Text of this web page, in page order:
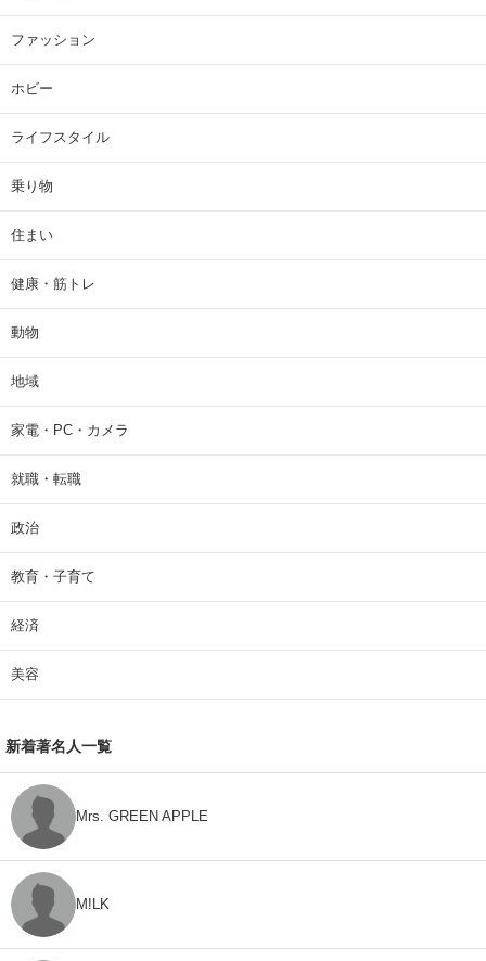
ファッション
ホビー
ライフスタイル
乗り物
住まい
健康・筋トレ
動物
地域
家電・PC・カメラ
就職・転職
政治
教育・子育て
経済
美容
新着著名人一覧
Mrs. GREEN APPLE
M!LK